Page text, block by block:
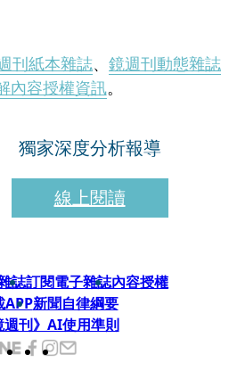
刊紙本雜誌、 鏡週刊動態雜誌
內容授權資訊。
獨家深度分析報導
線上閱讀
誌訂閱電子雜誌內容授權
APP新聞自律綱要
週刊》AI使用準則